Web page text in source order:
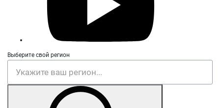
Выберите свой регион